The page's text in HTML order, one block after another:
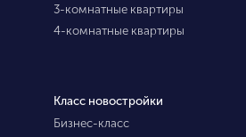
3-комнатные квартиры
4-комнатные квартиры
Класс новостройки
Бизнес-класс